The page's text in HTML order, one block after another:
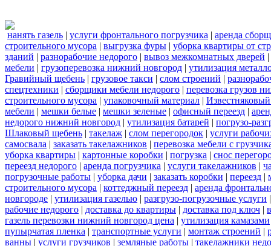
нанять газель | услуги фронтального погрузчика | аренда
строительного мусора | выгрузка фуры | уборка квартиры от
зданий | разнорабочие недорого | вывоз межкомнатных дверей |
мебели | грузоперевозка нижний новгород | утилизация
Гравийный щебень | грузовое такси | слом строений |
спецтехники | сборщики мебели недорого | перевозка грузов
строительного мусора | упаковочный материал |
мебели | мешки белые | мешки зеленые | офисный переезд |
недорого нижний новгород | утилизация батарей | погрузо-
Шлаковый щебень | такелаж | слом перегородок | услуги
самосвала | заказать такелажников | перевозка мебели с
уборка квартиры | картонные коробки | погрузка | снос
переезд недорого | аренда погрузчика | услуги такелажников |
погрузочные работы | уборка дачи | заказать коробки | переезд |
строительного мусора | коттеджный переезд | аренда
новгороде | утилизация газелью | разгрузо-погрузочные услуги
рабочие недорого | доставка до квартиры | доставка под ключ |
газель перевозки нижний новгород цена | утилизация камазами
пупырчатая пленка | транспортные услуги | монтаж строений |
ванны | услуги грузчиков | земляные работы | такелажники